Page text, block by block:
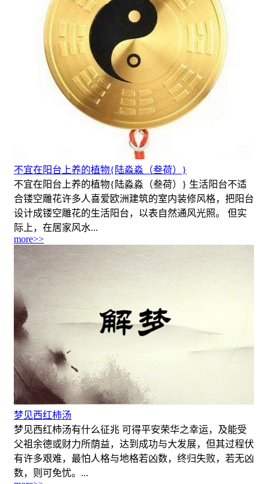
不宜在阳台上养的植物{陆淼淼（叁荷）}
不宜在阳台上养的植物{陆淼淼（叁荷）} 生活阳台不适
合镂空雕花许多人喜爱欧洲建筑的室内装修风格，把阳台
设计成镂空雕花的生活阳台，以表自然通风光照。 但实
际上，在居家风水...
more>>
梦见西红柿汤
梦见西红柿汤有什么征兆 可得平安荣华之幸运，及能受
父祖余德或财力所荫益，达到成功与大发展，但其过程伏
有许多艰难，最怕人格与地格若凶数，终归失败，若无凶
数，则可免忧。...